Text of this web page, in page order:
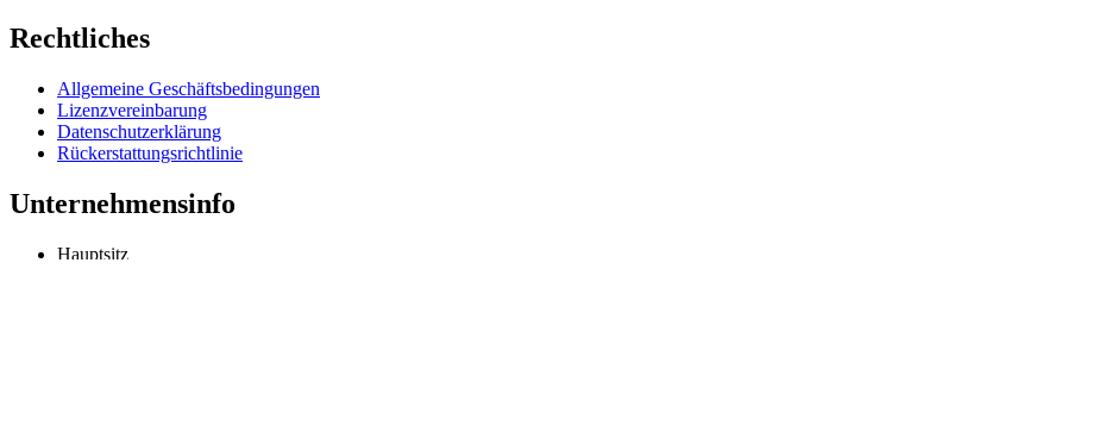
Rechtliches
Allgemeine Geschäftsbedingungen
Lizenzvereinbarung
Datenschutzerklärung
Rückerstattungsrichtlinie
Unternehmensinfo
Hauptsitz